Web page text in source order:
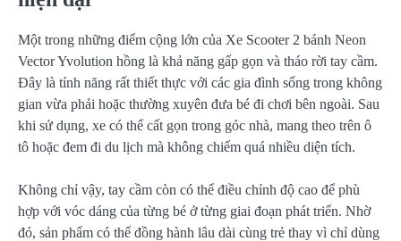
Một trong những điểm cộng lớn của Xe Scooter 2 bánh Neon
Vector Yvolution hồng là khả năng gấp gọn và tháo rời tay cầm.
Đây là tính năng rất thiết thực với các gia đình sống trong không
gian vừa phải hoặc thường xuyên đưa bé đi chơi bên ngoài. Sau
khi sử dụng, xe có thể cất gọn trong góc nhà, mang theo trên ô
tô hoặc đem đi du lịch mà không chiếm quá nhiều diện tích.
Không chỉ vậy, tay cầm còn có thể điều chỉnh độ cao để phù
hợp với vóc dáng của từng bé ở từng giai đoạn phát triển. Nhờ
đó, sản phẩm có thể đồng hành lâu dài cùng trẻ thay vì chỉ dùng